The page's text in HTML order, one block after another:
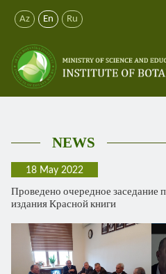
Az En Ru
NEWS
18 May 2022
Проведено очередное заседание
издания Красной книги